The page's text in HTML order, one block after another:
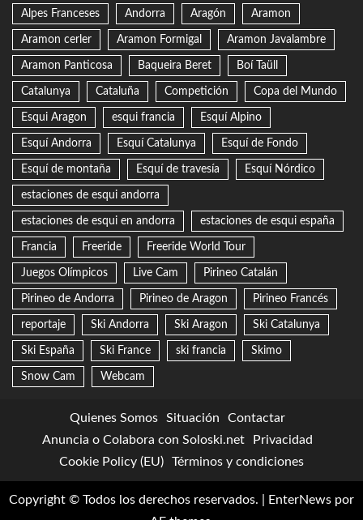
Alpes Franceses Andorra Aragón Aramon
Aramon cerler Aramon Formigal Aramon Javalambre
Aramon Panticosa Baqueira Beret Boí Taüll
Catalunya Cataluña Competición Copa del Mundo
Esqui Aragon esqui francia Esquí Alpino
Esquí Andorra Esquí Catalunya Esquí de Fondo
Esquí de montaña Esquí de travesía Esquí Nórdico
estaciones de esqui andorra
estaciones de esqui en andorra estaciones de esqui españa
Francia Freeride Freeride World Tour
Juegos Olímpicos Live Cam Pirineo Catalán
Pirineo de Andorra Pirineo de Aragon Pirineo Francés
reportaje Ski Andorra Ski Aragon Ski Catalunya
Ski España Ski France ski francia Skimo
Snow Cam Webcam
Quienes Somos Situación
Contactar
Anuncia o Colabora con Soloski.net
Privacidad
Cookie Policy (EU)
Términos y condiciones
Copyright © Todos los derechos reservados. EnterNews por